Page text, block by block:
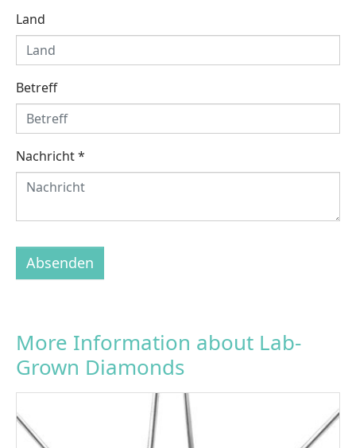
Land
Betreff
Nachricht*
Absenden
More Information about Lab-
Grown Diamonds